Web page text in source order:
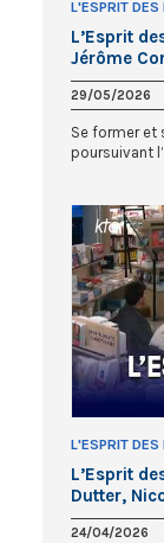
L'ESPRIT DES
L’Esprit
Jérôme
29/05/2026
Se former et
poursuivant
L'ESPRIT DES
L’Esprit
Dutter,
24/04/2026